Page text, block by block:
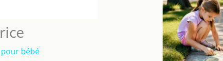
pour bébé